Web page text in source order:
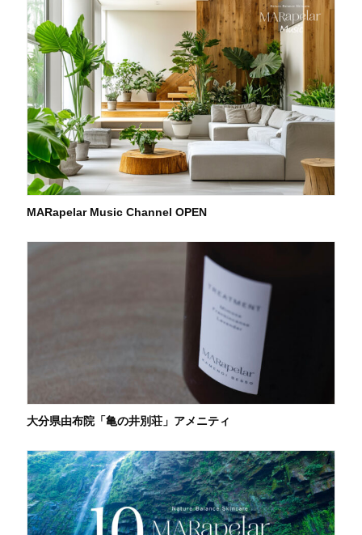
MARapelar Music Channel OPEN
大分県由布院「亀の井別荘」アメニティ